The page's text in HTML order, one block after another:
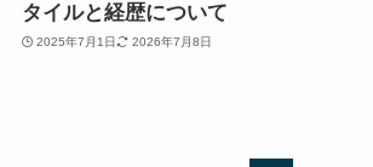
タイルと経歴について
2025年7月1日 2026年7月8日